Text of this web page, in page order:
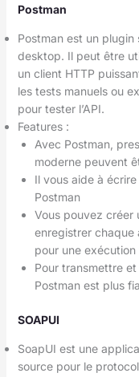
Postman
Postman est un
desktop. Il peut être
un client HTTP
les tests manuels ou
pour tester l’API.
Features :
Avec Postman,
moderne peuvent
Il vous aide à
Postman
Vous pouvez créer
enregistrer chaque
pour une exécution
Pour transmettre et
Postman est plus
SOAPUI
SoapUI est une
source pour le